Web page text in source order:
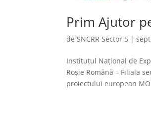
Prim Ajutor
deSNCRR Sector 5 |
Institutul Naţional de
Roșie Română – Filiala
proiectului european